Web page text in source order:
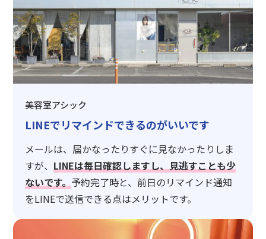
美容室アシック
LINEでリマインドできるのがいいです
メールは、届かなったりすぐに見なかったりしま
すが、 LINEは毎日確認しますし、見逃すことも少
ないです。 予約完了時と、前日のリマインド通知
をLINEで送信できる点はメリットです。